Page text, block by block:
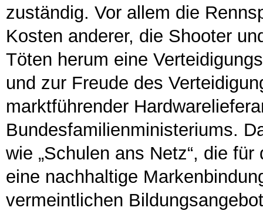
zuständig. Vor allem die
Kosten anderer, die Shooter
Töten herum eine
und zur Freude des
marktführender
Bundesfamilienministeriums.
wie „Schulen ans Netz“, die
eine nachhaltige
vermeintlichen